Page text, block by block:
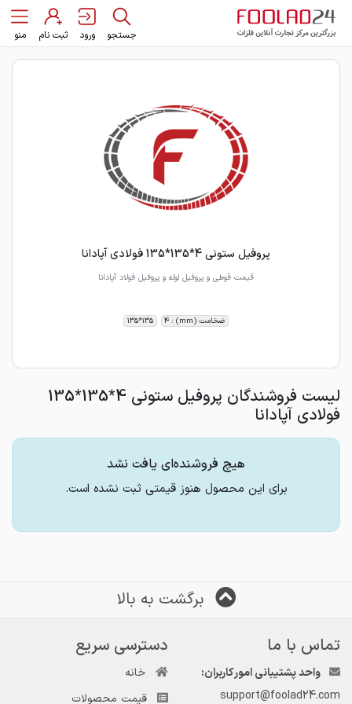
جستجو ورود ثبت نام منو
پروفیل ستونی 4*135*135 فولادی آپادانا
قیمت قوطی و پروفیل لوله و پروفیل فولاد آپادانا
ضخامت (mm) : 4 135*135
لیست فروشندگان پروفیل ستونی 4*135*135
فولادی آپادانا
هیچ فروشنده‌ای یافت نشد
برای این محصول هنوز قیمتی ثبت نشده است.
برگشت به بالا
تماس با ما
واحد پشتیبانی امور کاربران:
support@foolad24.com
دسترسی سریع
خانه
قیمت محصولات